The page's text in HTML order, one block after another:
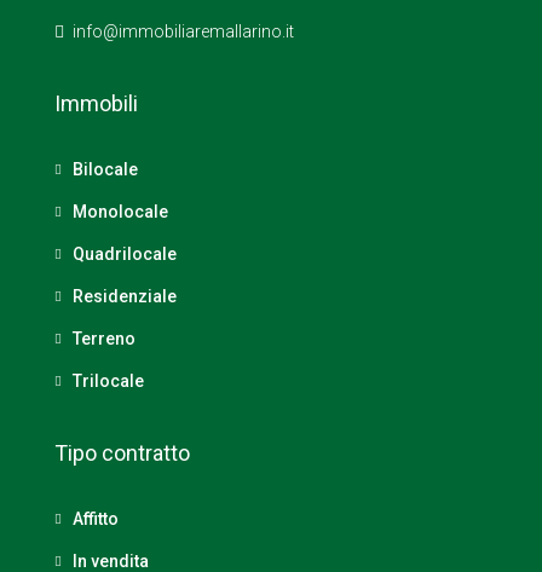
info@immobiliaremallarino.it
Immobili
Bilocale
Monolocale
Quadrilocale
Residenziale
Terreno
Trilocale
Tipo contratto
Affitto
In vendita